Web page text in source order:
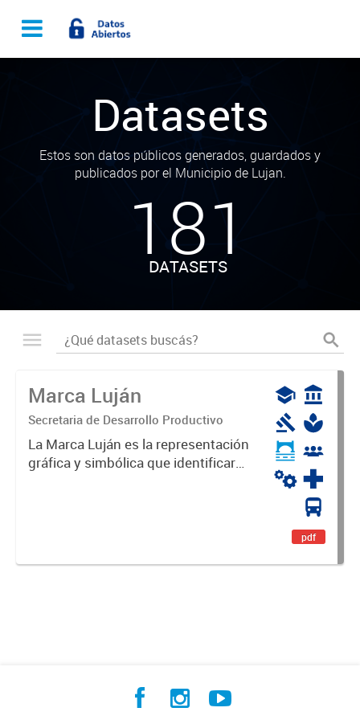
Datasets
Estos son datos públicos generados, guardados y
publicados por el Municipio de Lujan.
181
DATASETS
Marca Luján
Secretaria de Desarrollo Productivo
La Marca Luján es la representación
gráfica y simbólica que identificará
pdf